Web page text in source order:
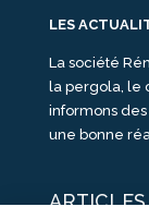
LES
La société
la pergola, le
informons
une bonne